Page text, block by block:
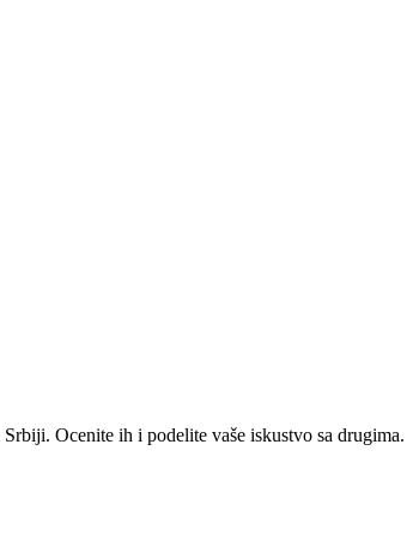
Ocenite ih i podelite vaše iskustvo sa drugima.